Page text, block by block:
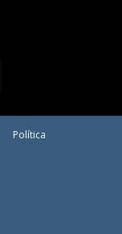
Política